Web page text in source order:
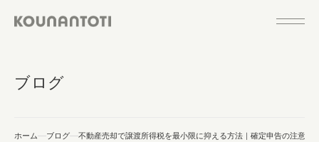
ブログ
ホーム ブログ 不動産売却で譲渡所得税を最小限に抑える方法｜確定申告の注意点